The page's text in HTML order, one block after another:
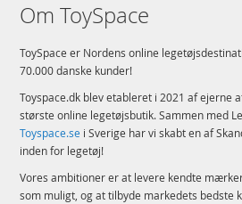
Om ToySpace
ToySpace er Nordens online
70.000 danske kunder!
Toyspace.dk blev etableret i 2021 af ejerne
største online legetøjsbutik. Sammen med
Toyspace.se i Sverige har vi skabt en af
inden for legetøj!
Vores ambitioner er at levere kendte
som muligt, og at tilbyde markedets bedste